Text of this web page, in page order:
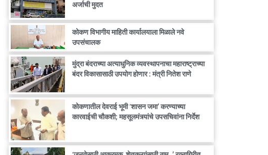
अर्जाची मुदत
कोकण विभागीय माहिती कार्यालयाला मिळाले नवे
उपसंचालक
मुंद्रा बंदराच्या अत्याधुनिक व्यवस्थापनाचा महाराष्ट्राच्या
बंदर विकासासाठी उपयोग होणार : मंत्री नितेश राणे
कोकणातील देवराई भूमी ‘शासन जमा’ करण्याच्या
कारवाईची चौकशी; महसूलमंत्र्यांचे उपसचिवांना निर्देश